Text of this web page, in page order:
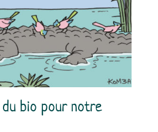
du bio pour notre